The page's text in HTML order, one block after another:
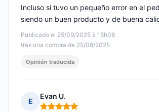
Publicado el 25/09/2025 à 15h08
tras una compra de 25/08/2025
Incluso si tuvo un pequeño error en el
siendo un buen producto y de buena
Opinión traducida
E
Evan U.